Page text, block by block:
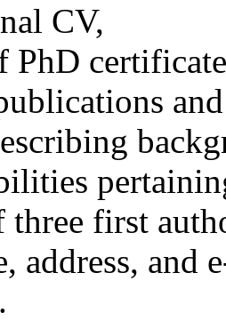
CV,
PhD certificate
three first
address, and